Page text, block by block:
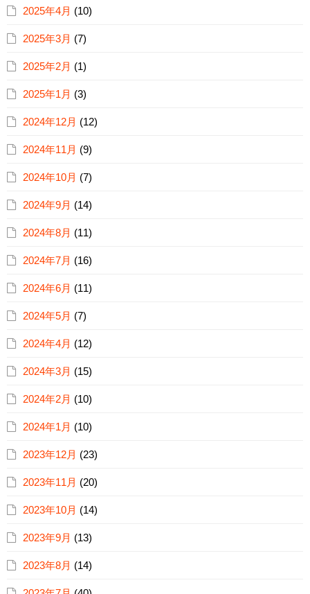
2025年4月 (10)
2025年3月 (7)
2025年2月 (1)
2025年1月 (3)
2024年12月 (12)
2024年11月 (9)
2024年10月 (7)
2024年9月 (14)
2024年8月 (11)
2024年7月 (16)
2024年6月 (11)
2024年5月 (7)
2024年4月 (12)
2024年3月 (15)
2024年2月 (10)
2024年1月 (10)
2023年12月 (23)
2023年11月 (20)
2023年10月 (14)
2023年9月 (13)
2023年8月 (14)